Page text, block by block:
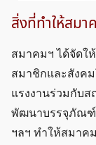
สิ่งที่ทำให้สมา
สมาคมฯ ได้จัดใ
สมาชิกและสังค
แรงงานร่วมกับส
พัฒนาบรรจุภัณฑ์
ฯลฯ ทำให้สมาค